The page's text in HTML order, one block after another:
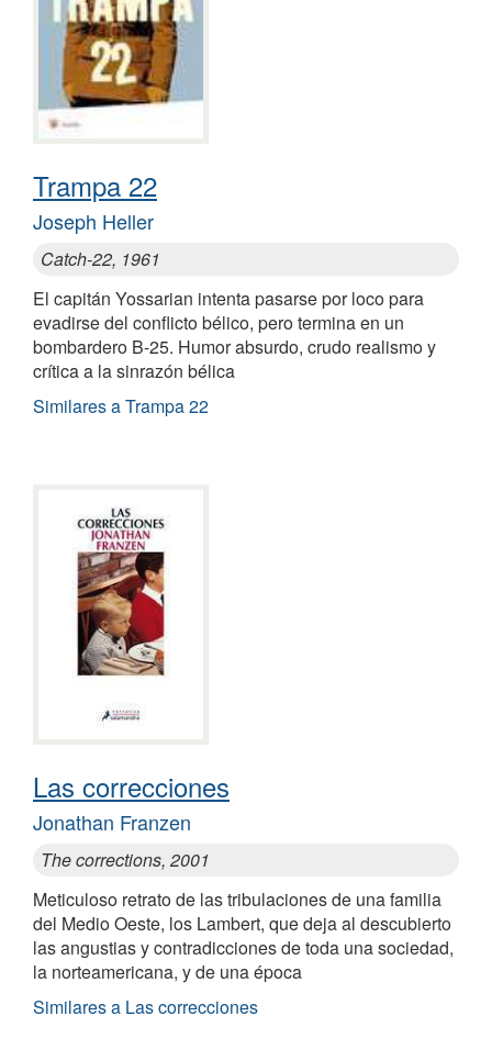
Trampa 22
Joseph Heller
Catch-22, 1961
El capitán Yossarian intenta pasarse por loco para
evadirse del conflicto bélico, pero termina en un
bombardero B-25. Humor absurdo, crudo realismo y
crítica a la sinrazón bélica
Similares a Trampa 22
Las correcciones
Jonathan Franzen
The corrections, 2001
Meticuloso retrato de las tribulaciones de una familia
del Medio Oeste, los Lambert, que deja al descubierto
las angustias y contradicciones de toda una sociedad,
la norteamericana, y de una época
Similares a Las correcciones